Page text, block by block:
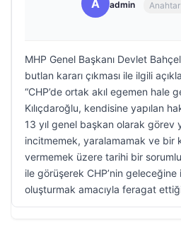
A admin
MHP Genel Başkanı Devlet
butlan kararı çıkması ile ilgili
“CHP’de ortak akıl egemen hale
Kılıçdaroğlu, kendisine yapılan
13 yıl genel başkan olarak görev
incitmemek, yaralamamak ve bir
vermemek üzere tarihi bir
ile görüşerek CHP’nin
oluşturmak amacıyla feragat